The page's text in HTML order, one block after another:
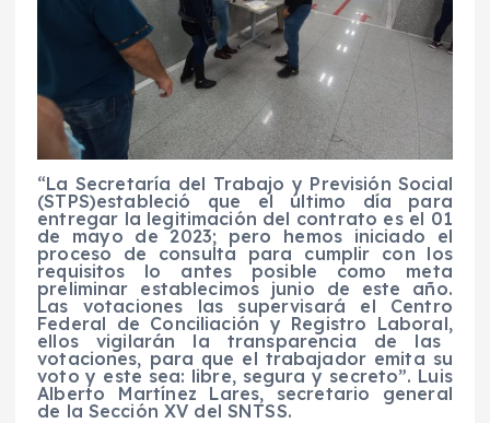
“La Secretaría del Trabajo y Previsión Social
(STPS)estableció que el último día para
entregar la legitimación del contrato es el 01
de mayo de 2023; pero hemos iniciado el
proceso de consulta para cumplir con los
requisitos lo antes posible como meta
preliminar establecimos junio de este año.
Las votaciones las supervisará el Centro
Federal de Conciliación y Registro Laboral,
ellos vigilarán la transparencia de las
votaciones, para que el trabajador emita su
voto y este sea: libre, segura y secreto”. Luis
Alberto Martínez Lares, secretario general
de la Sección XV del SNTSS.